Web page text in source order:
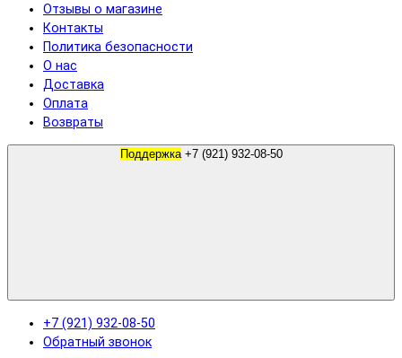
Отзывы о магазине
Контакты
Политика безопасности
О нас
Доставка
Оплата
Возвраты
Поддержка +7 (921) 932-08-50
+7 (921) 932-08-50
Обратный звонок